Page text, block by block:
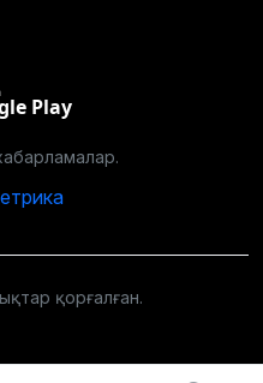
Play
қорғалған.